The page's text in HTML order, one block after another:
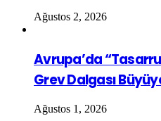
Ağustos 2, 2026
Avrupa’da
Grev Dalgası
Ağustos 1, 2026